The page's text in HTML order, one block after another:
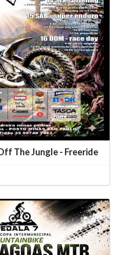
The Jungle - Freeride